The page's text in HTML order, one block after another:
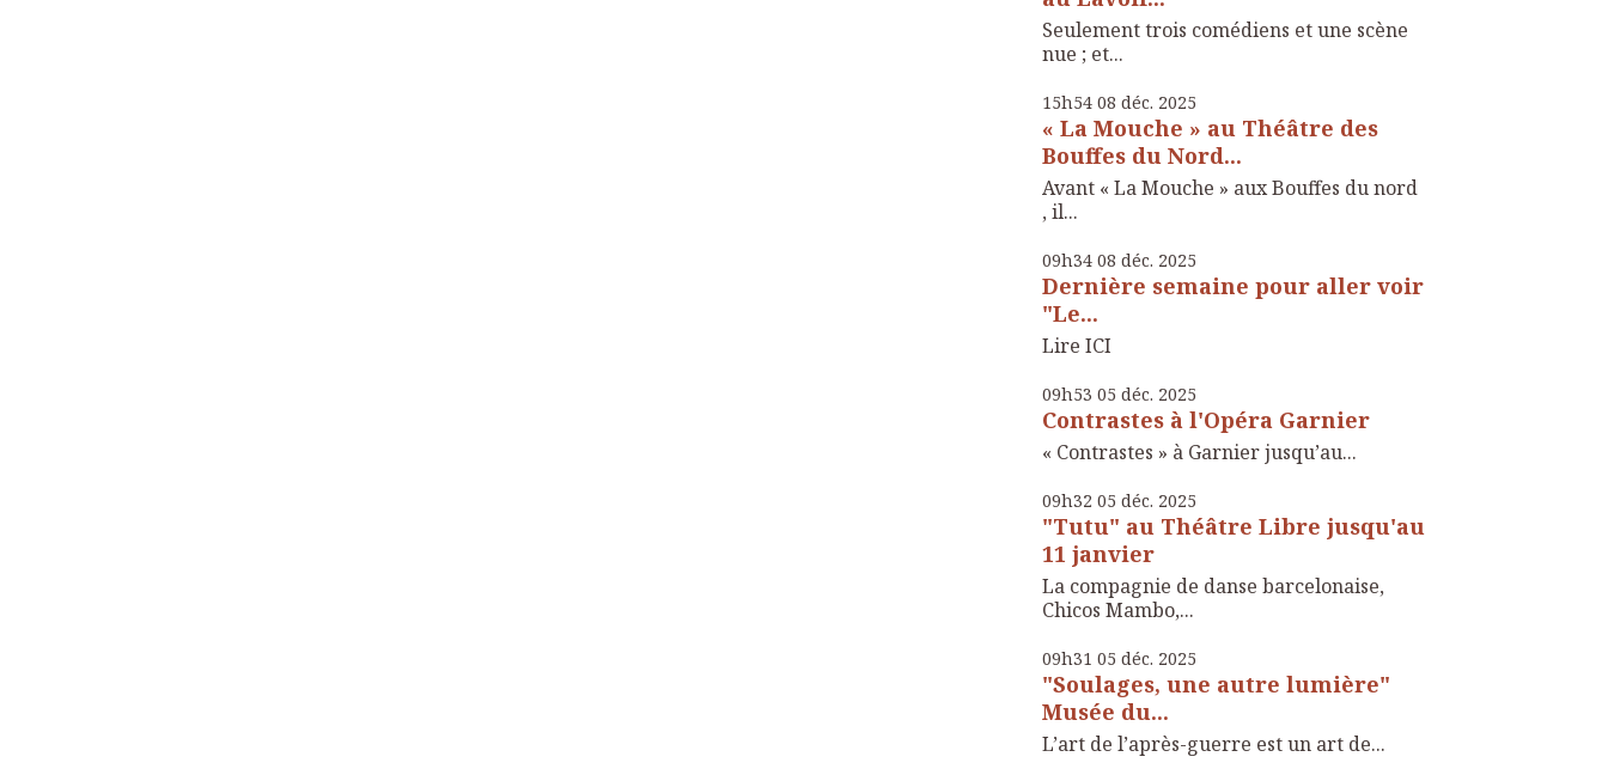
Seulement trois comédiens et une scène
nue ; et...
15h54 08 déc. 2025
« La Mouche » au Théâtre des
Bouffes du Nord...
Avant « La Mouche » aux Bouffes du nord
, il...
09h34 08 déc. 2025
Dernière semaine pour aller voir
"Le...
Lire ICI
09h53 05 déc. 2025
Contrastes à l'Opéra Garnier
« Contrastes » à Garnier jusqu’au...
09h32 05 déc. 2025
"Tutu" au Théâtre Libre jusqu'au
11 janvier
La compagnie de danse barcelonaise,
Chicos Mambo,...
09h31 05 déc. 2025
"Soulages, une autre lumière"
Musée du...
L’art de l’après-guerre est un art de...